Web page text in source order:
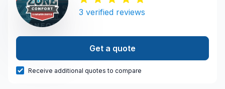
3 verified reviews
Get a quote
Receive additional quotes to compare